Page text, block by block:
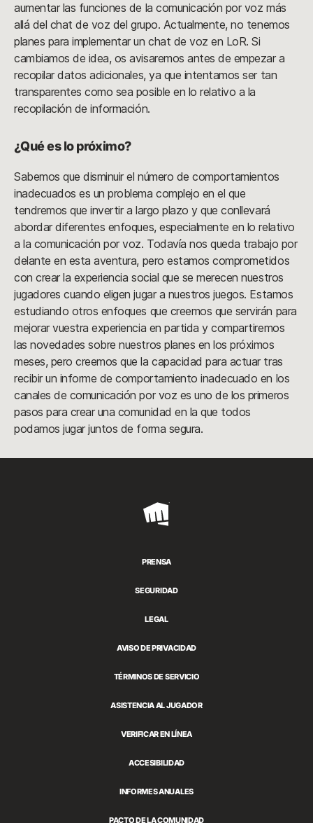
aumentar las funciones de la comunicación por voz más
allá del chat de voz del grupo. Actualmente, no tenemos
planes para implementar un chat de voz en LoR. Si
cambiamos de idea, os avisaremos antes de empezar a
recopilar datos adicionales, ya que intentamos ser tan
transparentes como sea posible en lo relativo a la
recopilación de información.
¿Qué es lo próximo?
Sabemos que disminuir el número de comportamientos
inadecuados es un problema complejo en el que
tendremos que invertir a largo plazo y que conllevará
abordar diferentes enfoques, especialmente en lo relativo
a la comunicación por voz. Todavía nos queda trabajo por
delante en esta aventura, pero estamos comprometidos
con crear la experiencia social que se merecen nuestros
jugadores cuando eligen jugar a nuestros juegos. Estamos
estudiando otros enfoques que creemos que servirán para
mejorar vuestra experiencia en partida y compartiremos
las novedades sobre nuestros planes en los próximos
meses, pero creemos que la capacidad para actuar tras
recibir un informe de comportamiento inadecuado en los
canales de comunicación por voz es uno de los primeros
pasos para crear una comunidad en la que todos
podamos jugar juntos de forma segura.
Riot
PRENSA
SEGURIDAD
LEGAL
AVISO DE PRIVACIDAD
TÉRMINOS DE SERVICIO
ASISTENCIA AL JUGADOR
VERIFICAR EN LÍNEA
ACCESIBILIDAD
INFORMES ANUALES
PACTO DE LA COMUNIDAD